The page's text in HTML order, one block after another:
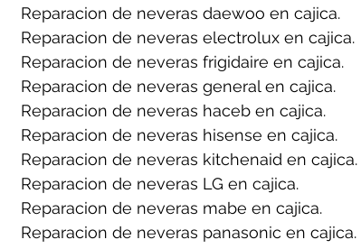
Reparacion de neveras daewoo en cajica.
Reparacion de neveras electrolux en cajica.
Reparacion de neveras frigidaire en cajica.
Reparacion de neveras general en cajica.
Reparacion de neveras haceb en cajica.
Reparacion de neveras hisense en cajica.
Reparacion de neveras kitchenaid en cajica.
Reparacion de neveras LG en cajica.
Reparacion de neveras mabe en cajica.
Reparacion de neveras panasonic en cajica.